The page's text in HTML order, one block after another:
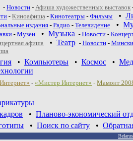
- Новости - Афиша художественных выставок
- Киноафиша - Кинотеатры - Фильмы •
издания - Радио - Телевидение •
- Музеи • Музыка - Новости -
афиша • Театр - Новoсти -
• Компьютеры • Космос •
- «Мистер Интернет» - Мамонт
• Планово-экономический
• Поиск по сайту •